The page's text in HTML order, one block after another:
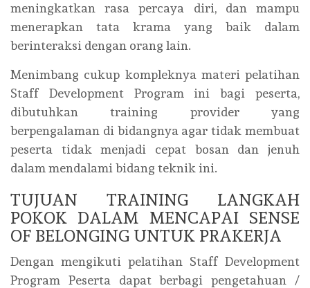
meningkatkan rasa percaya diri, dan mampu
menerapkan tata krama yang baik dalam
berinteraksi dengan orang lain.
Menimbang cukup kompleknya materi pelatihan
Staff Development Program ini bagi peserta,
dibutuhkan training provider yang
berpengalaman di bidangnya agar tidak membuat
peserta tidak menjadi cepat bosan dan jenuh
dalam mendalami bidang teknik ini.
TUJUAN TRAINING LANGKAH
POKOK DALAM MENCAPAI SENSE
OF BELONGING UNTUK PRAKERJA
Dengan mengikuti pelatihan Staff Development
Program Peserta dapat berbagi pengetahuan /